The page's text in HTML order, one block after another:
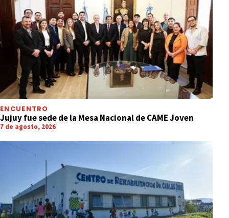
ENCUENTRO
Jujuy fue sede de la Mesa Nacional de CAME Joven
7 de agosto, 2026